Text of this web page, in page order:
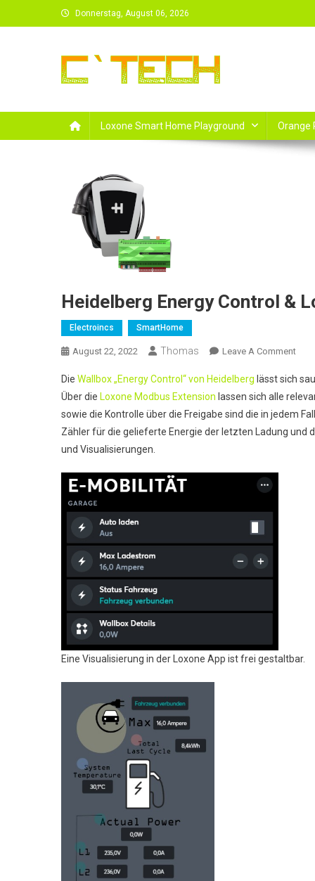
to
Donnerstag, August 06, 2026
Loxone Smart Home Playground Orange
Heidelberg Energy Control &
Electroincs SmartHome
August 22, 2022 Thomas Leave A CommentOn
&
Die Wallbox „Energy Control“ von Heidelberg lässt sich
Über die Loxone Modbus Extension lassen sich alle
sowie die Kontrolle über die Freigabe sind die in jedem
Zähler für die gelieferte Energie der letzten Ladung
und Visualisierungen.
Eine Visualisierung in der Loxone App ist frei gestaltbar.